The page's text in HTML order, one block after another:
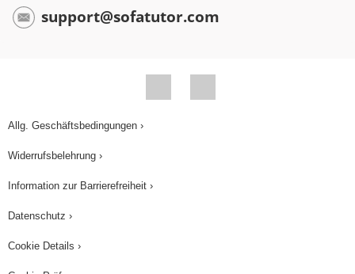
support@sofatutor.com
Allg. Geschäftsbedingungen ›
Widerrufsbelehrung ›
Information zur Barrierefreiheit ›
Datenschutz ›
Cookie Details ›